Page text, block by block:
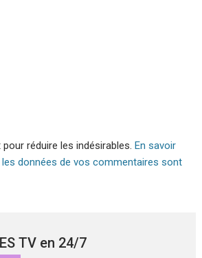
réduire les indésirables. En savoir
données de vos commentaires sont
TV en 24/7